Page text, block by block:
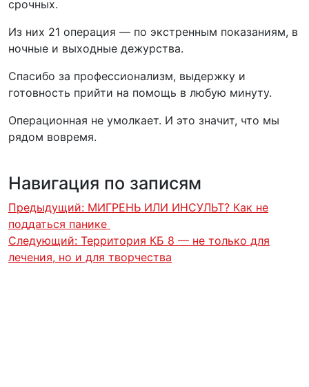
срочных.
Из них 21 операция — по экстренным показаниям, в
ночные и выходные дежурства.
Спасибо за профессионализм, выдержку и
готовность прийти на помощь в любую минуту.
Операционная не умолкает. И это значит, что мы
рядом вовремя.
Навигация по записям
Предыдущий: МИГРЕНЬ ИЛИ ИНСУЛЬТ? Как не
поддаться панике ️
Следующий: Территория КБ 8 — не только для
лечения, но и для творчества